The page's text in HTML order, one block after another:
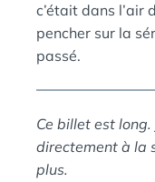
c’était dans l’air
pencher sur la
passé.
Ce billet est
directement à la
plus.